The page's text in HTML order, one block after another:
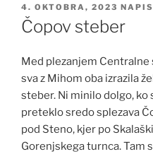
OBJAVLJENO
DNE
4. OKTOBRA, 2023
Čopov steber
Med plezanjem Centralne
sva z Mihom oba izrazila
steber. Ni minilo dolgo, ko
preteklo sredo splezava
pod Steno, kjer po
Gorenjskega turnca. Tam